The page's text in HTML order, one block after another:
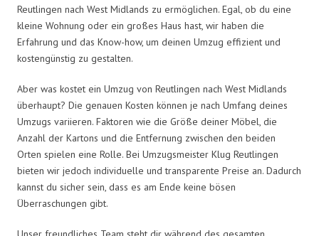
Reutlingen nach West Midlands zu ermöglichen. Egal, ob du eine
kleine Wohnung oder ein großes Haus hast, wir haben die
Erfahrung und das Know-how, um deinen Umzug effizient und
kostengünstig zu gestalten.
Aber was kostet ein Umzug von Reutlingen nach West Midlands
überhaupt? Die genauen Kosten können je nach Umfang deines
Umzugs variieren. Faktoren wie die Größe deiner Möbel, die
Anzahl der Kartons und die Entfernung zwischen den beiden
Orten spielen eine Rolle. Bei Umzugsmeister Klug Reutlingen
bieten wir jedoch individuelle und transparente Preise an. Dadurch
kannst du sicher sein, dass es am Ende keine bösen
Überraschungen gibt.